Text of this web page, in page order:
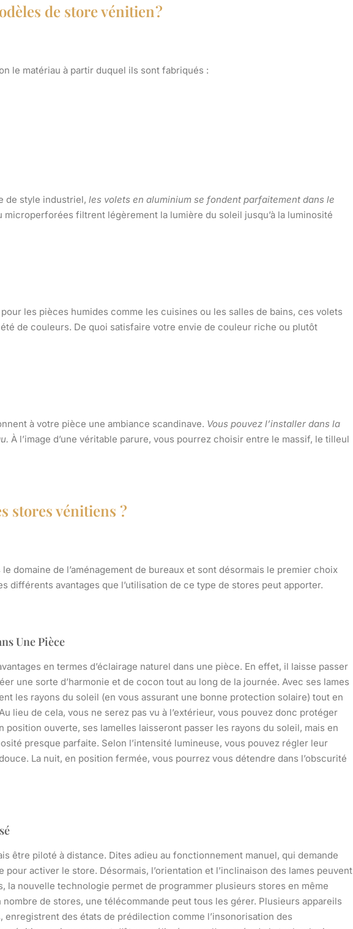
de store vénitien ?
le matériau à partir duquel ils sont fabriqués :
de style industriel, les volets en aluminium se fondent parfaitement dans le
microperforées filtrent légèrement la lumière du soleil jusqu’à la luminosité
les pièces humides comme les cuisines ou les salles de bains, ces volets
de couleurs. De quoi satisfaire votre envie de couleur riche ou plutôt
à votre pièce une ambiance scandinave. Vous pouvez l’installer dans la
À l’image d’une véritable parure, vous pourrez choisir entre le massif, le tilleul
stores vénitiens ?
domaine de l’aménagement de bureaux et sont désormais le premier choix
différents avantages que l’utilisation de ce type de stores peut apporter.
Une Pièce
en termes d’éclairage naturel dans une pièce. En effet, il laisse passer
une sorte d’harmonie et de cocon tout au long de la journée. Avec ses lames
les rayons du soleil (en vous assurant une bonne protection solaire) tout en
lieu de cela, vous ne serez pas vu à l’extérieur, vous pouvez donc protéger
ouverte, ses lamelles laisseront passer les rayons du soleil, mais en
presque parfaite. Selon l’intensité lumineuse, vous pouvez régler leur
La nuit, en position fermée, vous pourrez vous détendre dans l’obscurité
être piloté à distance. Dites adieu au fonctionnement manuel, qui demande
pour activer le store. Désormais, l’orientation et l’inclinaison des lames peuvent
la nouvelle technologie permet de programmer plusieurs stores en même
de stores, une télécommande peut tous les gérer. Plusieurs appareils
des états de prédilection comme l’insonorisation des